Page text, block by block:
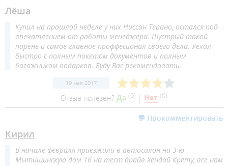
Лёша
Купил на прошлой неделе у них Ниссан Терано, остался под
впечатлением от работы менеджера. Шустрый такой
парень и самое главное проффесионал своего дела. Уехал
быстро с полным пакетом документов и полным
багажником подарков. Буду Вас рекомендовать.
19 мая 2017
Отзыв полезен? Да (0) | Нет (0)
💬 Прокомментировать
Кирил
В начале февраля приезжали в автосалон на 3-ю
Мытищинскую дом 16 на тест драйв Хендай Крету, все нам